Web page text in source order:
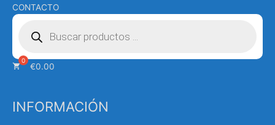
CONTACTO
Búsqueda
productos
€0.00
INFORMACIÓN